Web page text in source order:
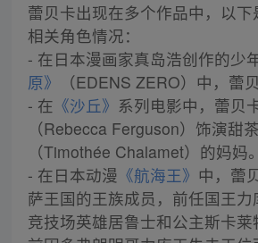
蕾贝卡出现在多个作品中，以
相关角色情况：
- 在日本漫画家真岛浩创作的少
原》
（EDENS ZERO）中，蕾
- 在 《沙丘》 系列电影中，蕾贝
（Rebecca Ferguson）饰演甜
（Timothée Chalamet）的妈妈。
- 在日本动漫 《航海王》 中，蕾
萨王国的王族成员，前任国王力
竞技场英雄居鲁士和公主斯卡